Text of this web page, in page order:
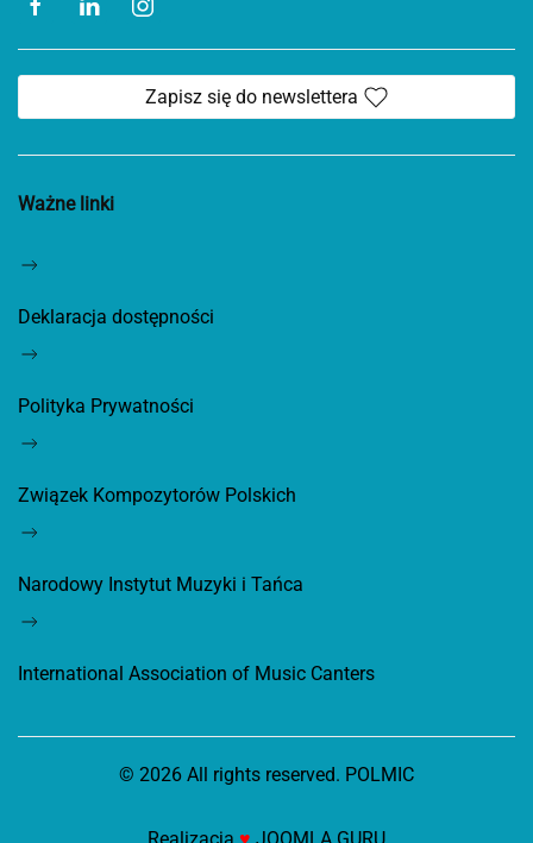
Zapisz się do newslettera
Ważne linki
Deklaracja dostępności
Polityka Prywatności
Związek Kompozytorów Polskich
Narodowy Instytut Muzyki i Tańca
International Association of Music Canters
© 2026 All rights reserved. POLMIC